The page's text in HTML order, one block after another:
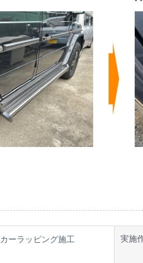
カーラッピング施工 実施